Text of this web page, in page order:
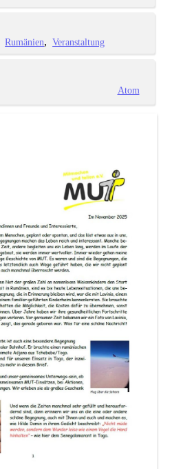
Rumänien Veranstaltung
Atom